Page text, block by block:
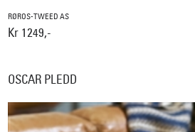
RØROS-TWEED AS
Kr 1249,-
OSCAR PLEDD